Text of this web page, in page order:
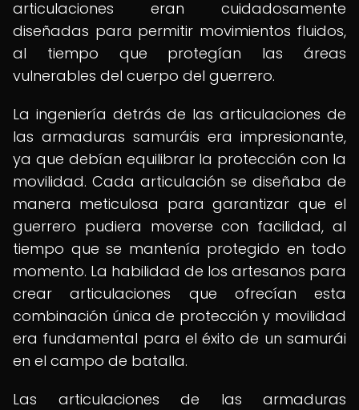
articulaciones eran cuidadosamente
diseñadas para permitir movimientos fluidos,
al tiempo que protegían las áreas
vulnerables del cuerpo del guerrero.
La ingeniería detrás de las articulaciones de
las armaduras samuráis era impresionante,
ya que debían equilibrar la protección con la
movilidad. Cada articulación se diseñaba de
manera meticulosa para garantizar que el
guerrero pudiera moverse con facilidad, al
tiempo que se mantenía protegido en todo
momento. La habilidad de los artesanos para
crear articulaciones que ofrecían esta
combinación única de protección y movilidad
era fundamental para el éxito de un samurái
en el campo de batalla.
Las articulaciones de las armaduras